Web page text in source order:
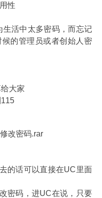
性
活中太多密码，而忘记
的管理员或者创始人密
大家
改密码.rar
的话可以直接在UC里面
密码，进UC在说，只要